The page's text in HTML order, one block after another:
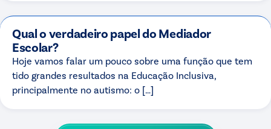
Qual o verdadeiro papel do Mediador
Escolar?
Hoje vamos falar um pouco sobre uma função que tem
tido grandes resultados na Educação Inclusiva,
principalmente no autismo: o […]